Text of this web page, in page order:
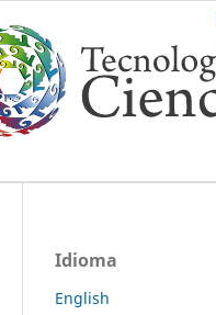
Idioma
English